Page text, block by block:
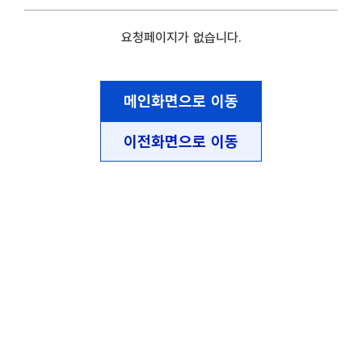
요청페이지가 없습니다.
메인화면으로 이동
이전화면으로 이동